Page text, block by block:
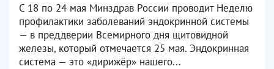
С 18 по 24 мая Минздрав России проводит Неделю
профилактики заболеваний эндокринной системы
— в преддверии Всемирного дня щитовидной
железы, который отмечается 25 мая. Эндокринная
система — это «дирижёр» нашего...